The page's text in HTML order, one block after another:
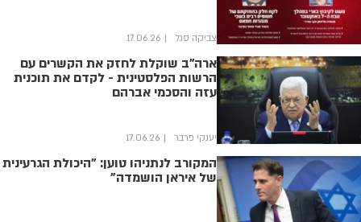
צביקה סגל 17.06.26
ארה"ב שוקלת לחזק את הקשרים עם
הרשות הפלסטינית - לקדם את תוכנית
עזה והסכמי אברהם
יענקי פרבר 17.06.26
המקורב לנתניהו טוען: "היכולת הגרעינית
של איראן הושמדה"